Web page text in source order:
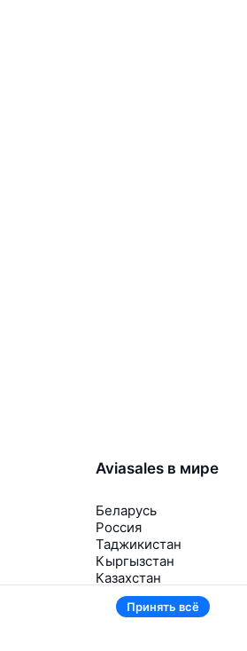
Aviasales в мире
Беларусь
Россия
Таджикистан
Кыргызстан
Казахстан
Ещё 2 страны
Принять всё